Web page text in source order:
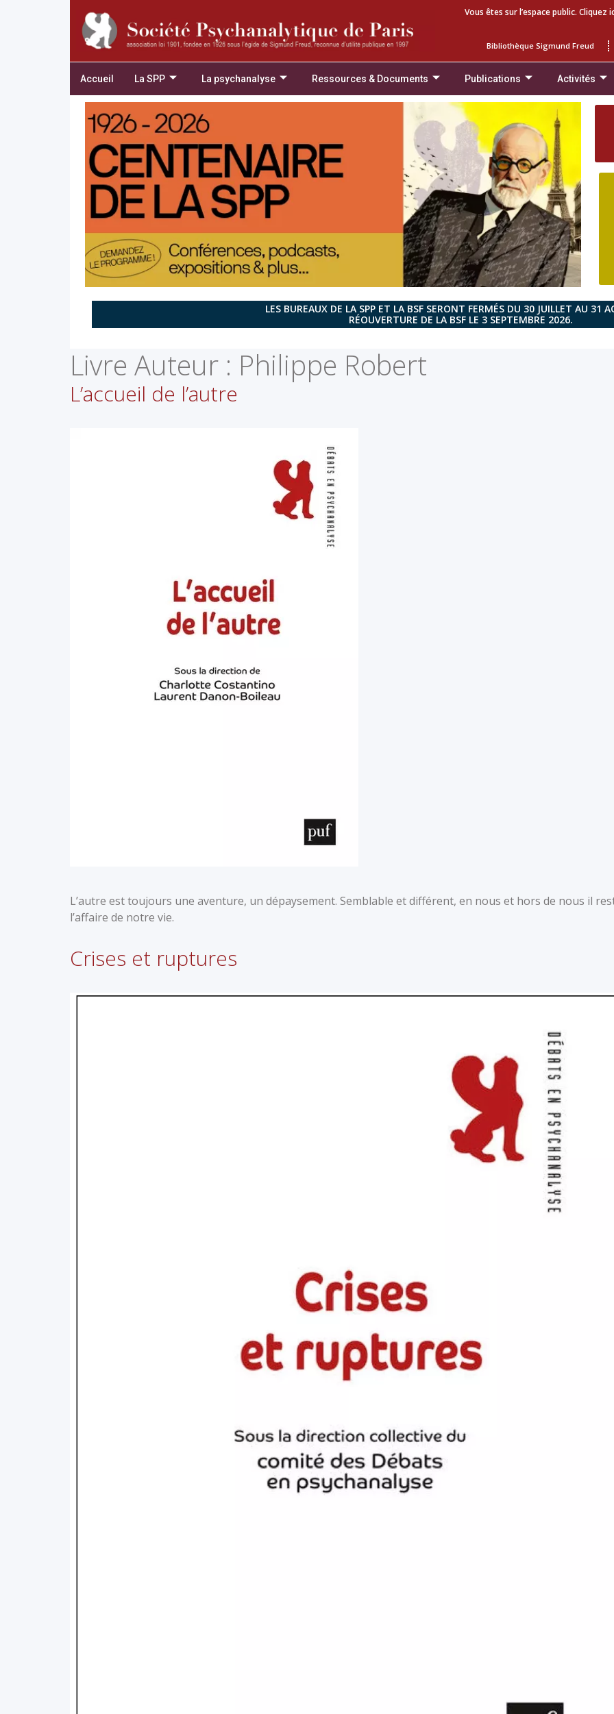
Vous êtes sur l’espace public.
Bibliothèque Sigmund Freud
Accueil La SPP La psychanalyse Ressources & Documents Publications Activités
LES BUREAUX DE LA SPP ET LA BSF SERONT FERMÉS DU 30 JUILLET AU 31
RÉOUVERTURE DE LA BSF LE 3 SEPTEMBRE 2026.
Livre Auteur : Philippe Robert
L’accueil de l’autre
L’autre est toujours une aventure, un dépaysement. Semblable et différent, en nous et hors de nous il
l’affaire de notre vie.
Crises et ruptures